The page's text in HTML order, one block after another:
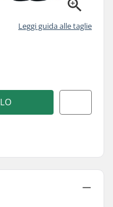
Leggi guida alle taglie